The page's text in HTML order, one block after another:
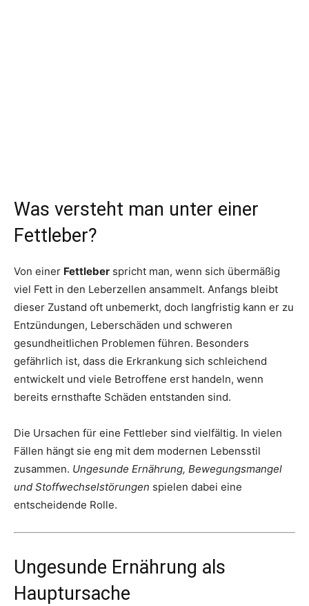
Was versteht man unter einer
Fettleber?
Von einer Fettleber spricht man, wenn sich übermäßig
viel Fett in den Leberzellen ansammelt. Anfangs bleibt
dieser Zustand oft unbemerkt, doch langfristig kann er zu
Entzündungen, Leberschäden und schweren
gesundheitlichen Problemen führen. Besonders
gefährlich ist, dass die Erkrankung sich schleichend
entwickelt und viele Betroffene erst handeln, wenn
bereits ernsthafte Schäden entstanden sind.
Die Ursachen für eine Fettleber sind vielfältig. In vielen
Fällen hängt sie eng mit dem modernen Lebensstil
zusammen. Ungesunde Ernährung, Bewegungsmangel
und Stoffwechselstörungen spielen dabei eine
entscheidende Rolle.
Ungesunde Ernährung als
Hauptursache